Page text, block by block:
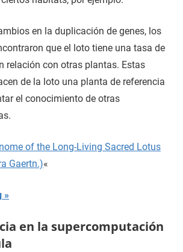
en la duplicación de genes, los
que el loto tiene una tasa de
relación con otras plantas. Estas
de la loto una planta de referencia
el conocimiento de otras
of the Long-Living Sacred Lotus
Gaertn.)«
en la supercomputación